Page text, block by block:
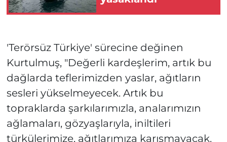
'Terörsüz Türkiye' sürecine değinen
Kurtulmuş, "Değerli kardeşlerim, artık bu
dağlarda teflerimizden yaslar, ağıtların
sesleri yükselmeyecek. Artık bu
topraklarda şarkılarımızla, analarımızın
ağlamaları, gözyaşlarıyla, iniltileri
türkülerimize, ağıtlarımıza karışmayacak.